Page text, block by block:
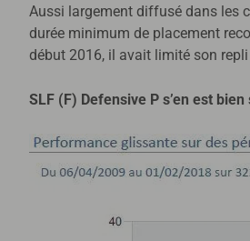
Aussi largement diffusé dans les
durée minimum de placement
début 2016, il avait limité son
SLF (F) Defensive P s’en est